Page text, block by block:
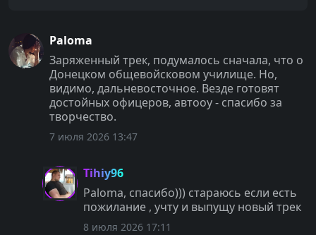
Paloma
Заряженный трек, подумалось сначала, что о
Донецком общевойсковом училище. Но,
видимо, дальневосточное. Везде готовят
достойных офицеров, автооу - спасибо за
творчество.
7 июля 2026 13:47
Tihiy96
Paloma, спасибо))) стараюсь если есть
пожилание , учту и выпущу новый трек
8 июля 2026 17:11